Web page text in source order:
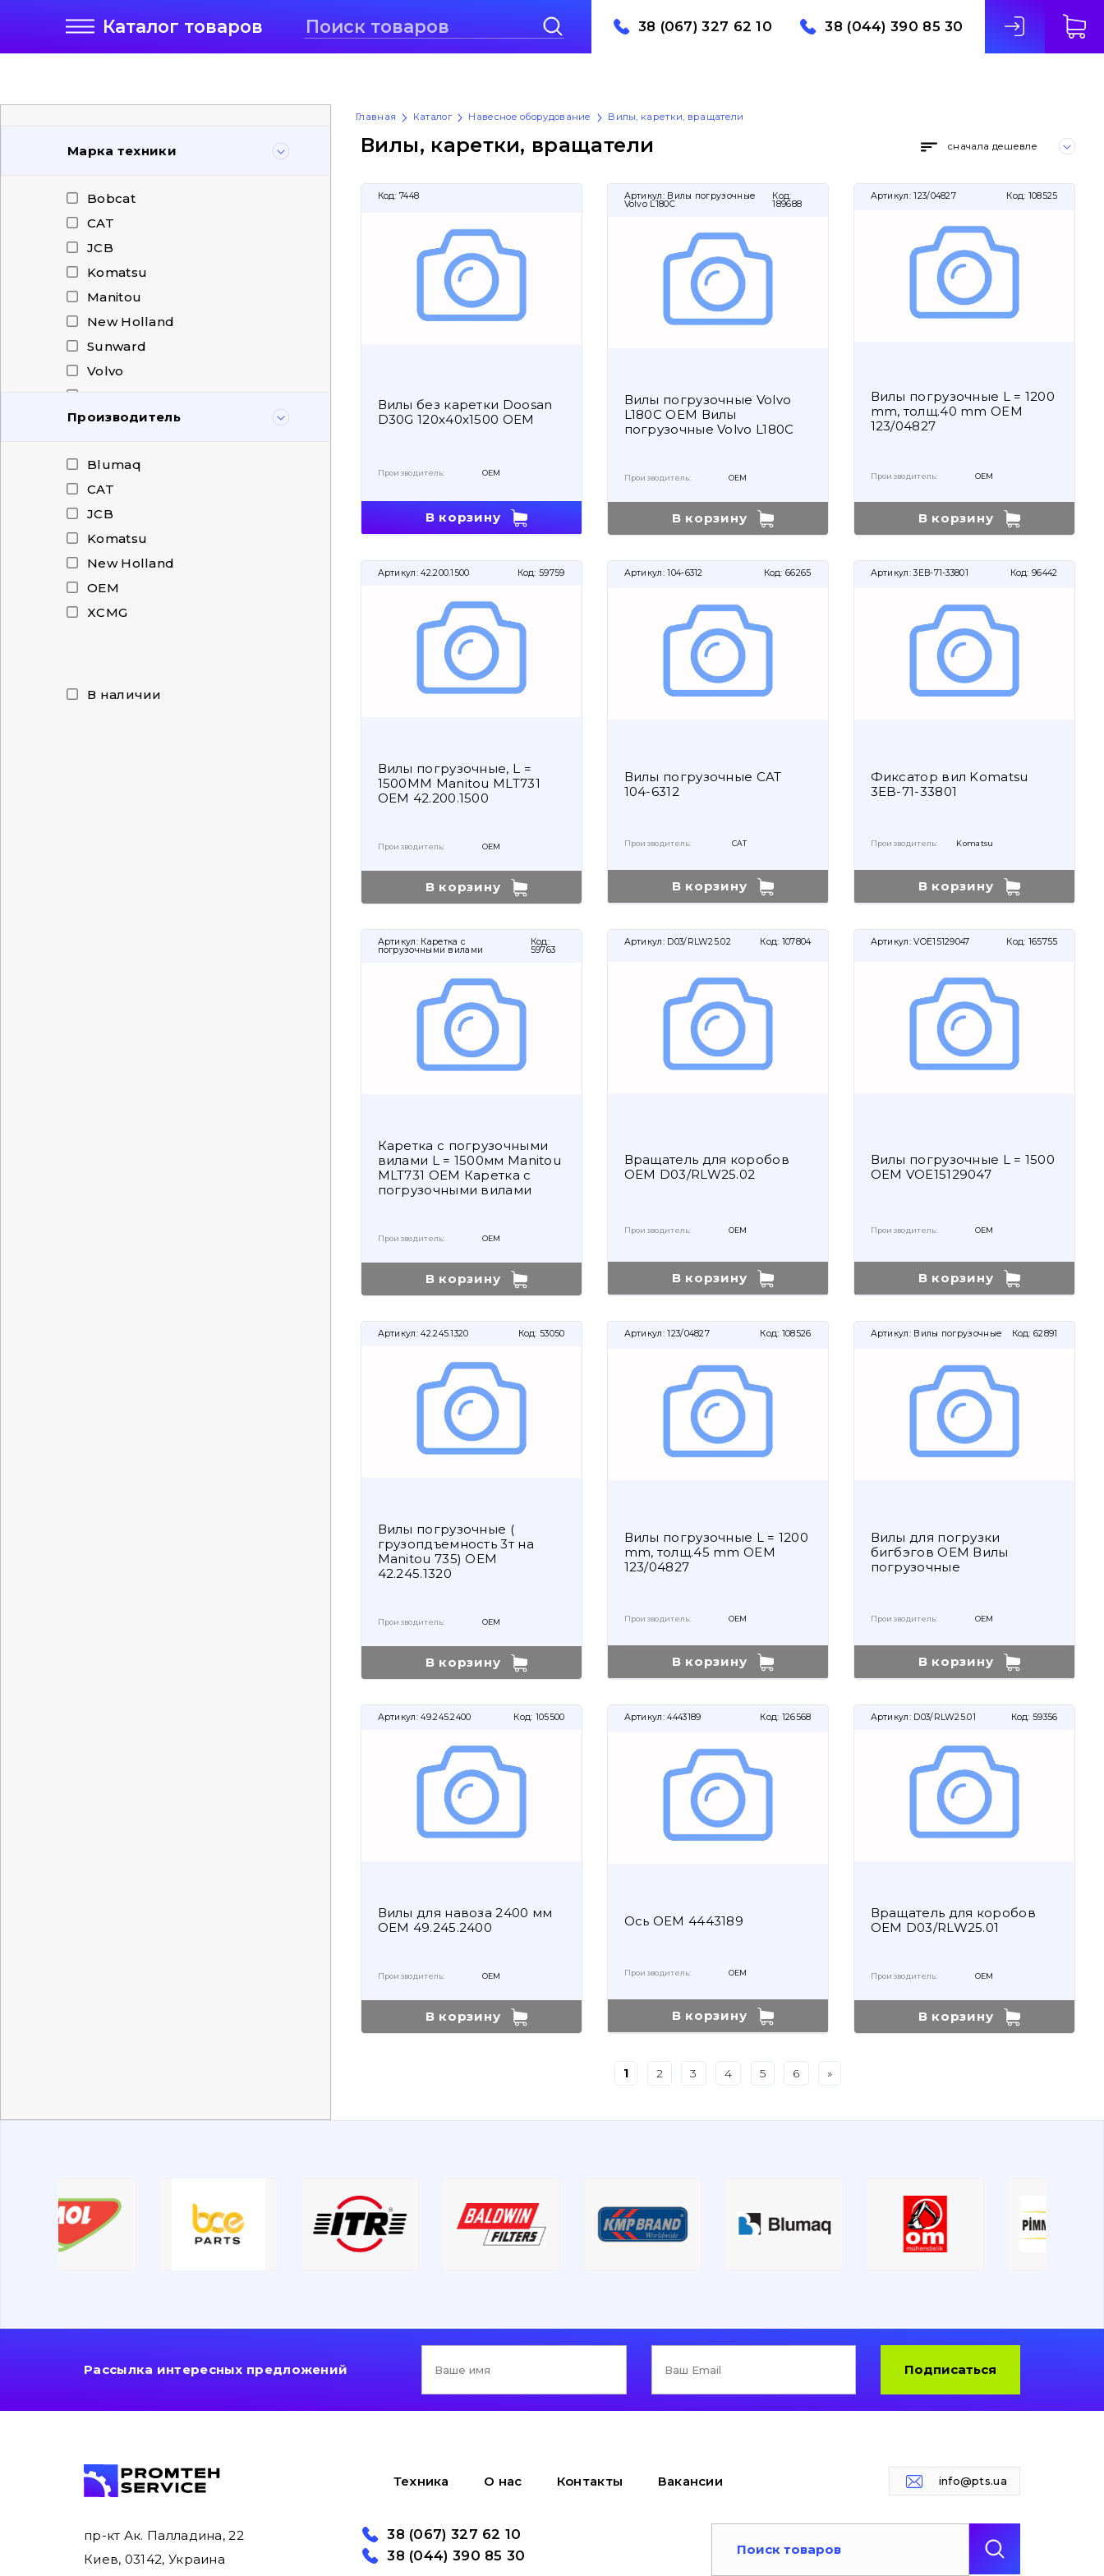
Каталог товаров 38 (067) 327 62 10 38 (044) 390 85 30
Марка техники
Bobcat
CAT
JCB
Komatsu
Manitou
New Holland
Sunward
Volvo
XCMG
Б/Б Техники
Производитель
Blumaq
CAT
JCB
Komatsu
New Holland
OEM
XCMG
В наличии
Главная Каталог Навесное оборудование Вилы, каретки, вращатели
Вилы, каретки, вращатели сначала дешевле
Код: 7448
Вилы без каретки Doosan
D30G 120x40x1500 OEM
Производитель: OEM
В корзину
Артикул: Вилы погрузочные
Volvo L180C
Код:
189688
Вилы погрузочные Volvo
L180C OEM Вилы
погрузочные Volvo L180C
Производитель: OEM
В корзину
Артикул: 123/04827 Код: 108525
Вилы погрузочные L = 1200
mm, толщ.40 mm OEM
123/04827
Производитель: OEM
В корзину
Артикул: 42.200.1500 Код: 59759
Вилы погрузочные, L =
1500ММ Manitou MLT731
OEM 42.200.1500
Производитель: OEM
В корзину
Артикул: 104-6312 Код: 66265
Вилы погрузочные CAT
104-6312
Производитель: CAT
В корзину
Артикул: 3EB-71-33801 Код: 96442
Фиксатор вил Komatsu
3EB-71-33801
Производитель: Komatsu
В корзину
Артикул: Каретка с
погрузочными вилами
Код:
59763
Каретка с погрузочными
вилами L = 1500мм Manitou
MLT731 OEM Каретка с
погрузочными вилами
Производитель: OEM
В корзину
Артикул: D03/RLW25.02 Код: 107804
Вращатель для коробов
OEM D03/RLW25.02
Производитель: OEM
В корзину
Артикул: VOE15129047 Код: 165755
Вилы погрузочные L = 1500
OEM VOE15129047
Производитель: OEM
В корзину
Артикул: 42.245.1320 Код: 53050
Вилы погрузочные (
грузопдъемность 3т на
Manitou 735) OEM
42.245.1320
Производитель: OEM
В корзину
Артикул: 123/04827 Код: 108526
Вилы погрузочные L = 1200
mm, толщ.45 mm OEM
123/04827
Производитель: OEM
В корзину
Артикул: Вилы погрузочные Код: 62891
Вилы для погрузки
бигбэгов OEM Вилы
погрузочные
Производитель: OEM
В корзину
Артикул: 49.245.2400 Код: 105500
Вилы для навоза 2400 мм
OEM 49.245.2400
Производитель: OEM
В корзину
Артикул: 4443189 Код: 126568
Ось OEM 4443189
Производитель: OEM
В корзину
Артикул: D03/RLW25.01 Код: 59356
Вращатель для коробов
OEM D03/RLW25.01
Производитель: OEM
В корзину
1 2 3 4 5 6 »
Рассылка интересных предложений Подписаться
Техника О нас Контакты Вакансии info@pts.ua
пр-кт Ак. Палладина, 22
Киев, 03142, Украина
38 (067) 327 62 10
38 (044) 390 85 30